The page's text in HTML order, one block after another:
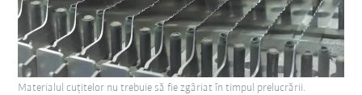
Materialul cuțitelor nu trebuie să fie zgâriat în timpul prelucrării.